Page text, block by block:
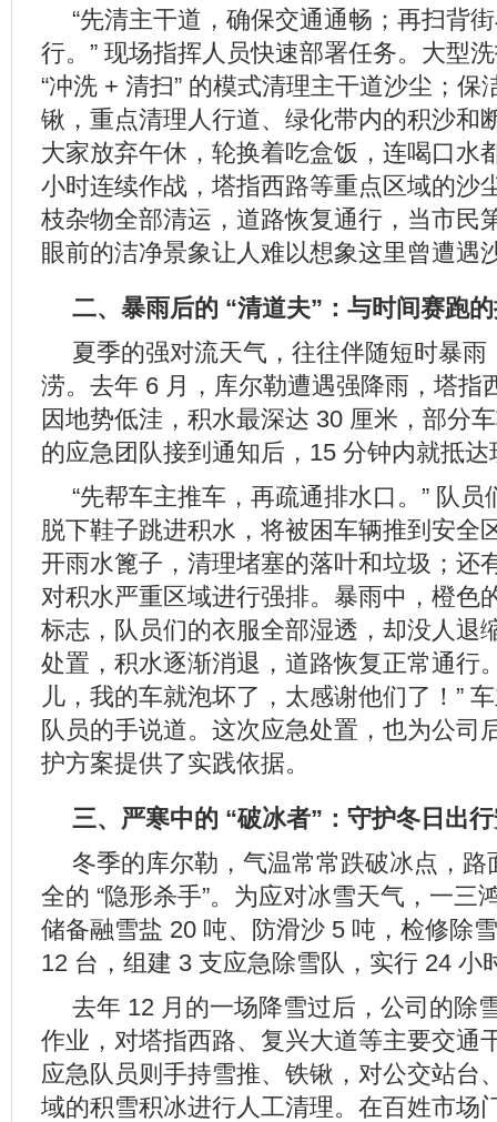
“先清主干道，确保交通通畅；再扫背
行。” 现场指挥人员快速部署任务。大型
“冲洗 + 清扫” 的模式清理主干道沙尘；保
锹，重点清理人行道、绿化带内的积沙和
大家放弃午休，轮换着吃盒饭，连喝口水
小时连续作战，塔指西路等重点区域的沙
枝杂物全部清运，道路恢复通行，当市民
眼前的洁净景象让人难以想象这里曾遭遇
二、暴雨后的 “清道夫”：与时间赛跑
夏季的强对流天气，往往伴随短时暴雨
涝。去年 6 月，库尔勒遭遇强降雨，塔指
因地势低洼，积水最深达 30 厘米，部分
的应急团队接到通知后，15 分钟内就抵达
“先帮车主推车，再疏通排水口。” 队
脱下鞋子跳进积水，将被困车辆推到安全
开雨水篦子，清理堵塞的落叶和垃圾；还
对积水严重区域进行强排。暴雨中，橙色
标志，队员们的衣服全部湿透，却没人退
处置，积水逐渐消退，道路恢复正常通行
儿，我的车就泡坏了，太感谢他们了！”
队员的手说道。这次应急处置，也为公司
护方案提供了实践依据。
三、严寒中的 “破冰者”：守护冬日出
冬季的库尔勒，气温常常跌破冰点，路
全的 “隐形杀手”。为应对冰雪天气，一三
储备融雪盐 20 吨、防滑沙 5 吨，检修除
12 台，组建 3 支应急除雪队，实行 24 小
去年 12 月的一场降雪过后，公司的除
作业，对塔指西路、复兴大道等主要交通
应急队员则手持雪推、铁锹，对公交站台
域的积雪积冰进行人工清理。在百姓市场